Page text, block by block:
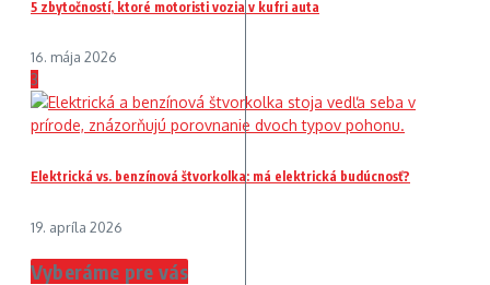
5 zbytočností, ktoré motoristi vozia v kufri auta
16. mája 2026
3
Elektrická vs. benzínová štvorkolka: má elektrická budúcnosť?
19. apríla 2026
Vyberáme pre vás